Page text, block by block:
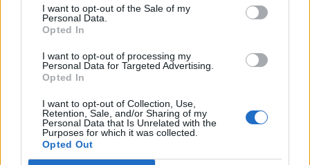
I want to opt-out of the Sale of my
Personal Data.
Opted In
I want to opt-out of processing my
Personal Data for Targeted Advertising.
Opted In
I want to opt-out of Collection, Use,
Retention, Sale, and/or Sharing of my
Personal Data that Is Unrelated with the
Purposes for which it was collected.
Opted Out
Auto Pour Vous 5 août 2026